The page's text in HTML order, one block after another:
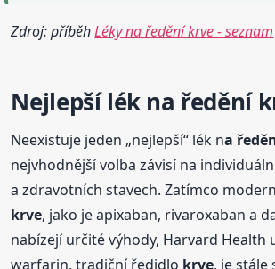
Zdroj: příběhLéky na ředění krve - seznam
Nejlepší lék na ředění
Neexistuje jeden „nejlepší“ lék na
nejvhodnější volba závisí na
a zdravotních stavech. Zatímco
krve, jako je apixaban, rivaroxaban a
nabízejí určité výhody, Harvard Health
warfarin, tradiční ředidlo krve, je stále